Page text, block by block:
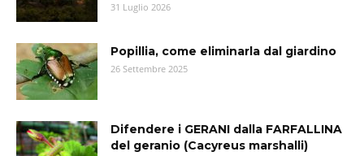
31 Luglio 2026
Popillia, come eliminarla dal giardino
26 Settembre 2025
Difendere i GERANI dalla FARFALLINA
del geranio (Cacyreus marshalli)